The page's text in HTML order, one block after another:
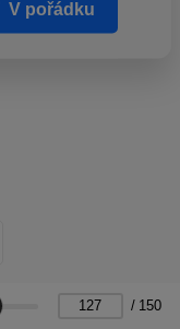
/ 150
V pořádku